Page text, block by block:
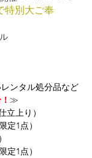
特別大ご奉
ンタル処分品など
≫
立上り）
限定1点）
限定1点）